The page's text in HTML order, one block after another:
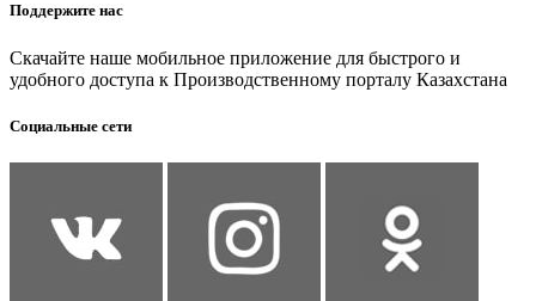
Поддержите нас
Скачайте наше мобильное приложение для быстрого и
удобного доступа к Производственному порталу Казахстана
Социальные сети